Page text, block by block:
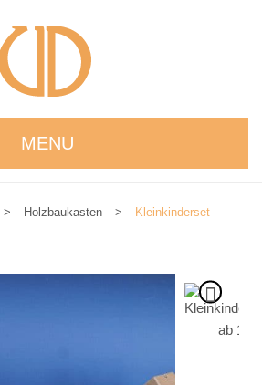
MENU
> Holzbaukasten > Kleinkinderset